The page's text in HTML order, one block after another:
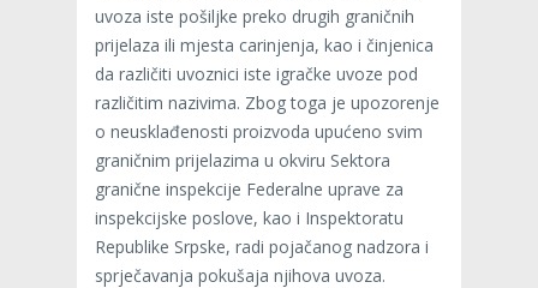
uvoza iste pošiljke preko drugih graničnih
prijelaza ili mjesta carinjenja, kao i činjenica
da različiti uvoznici iste igračke uvoze pod
različitim nazivima. Zbog toga je upozorenje
o neusklađenosti proizvoda upućeno svim
graničnim prijelazima u okviru Sektora
granične inspekcije Federalne uprave za
inspekcijske poslove, kao i Inspektoratu
Republike Srpske, radi pojačanog nadzora i
sprječavanja pokušaja njihova uvoza.